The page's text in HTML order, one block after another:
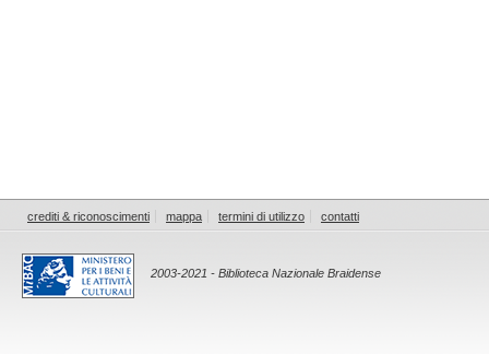
crediti & riconoscimenti mappa termini di utilizzo contatti
2003-2021 - Biblioteca Nazionale Braidense